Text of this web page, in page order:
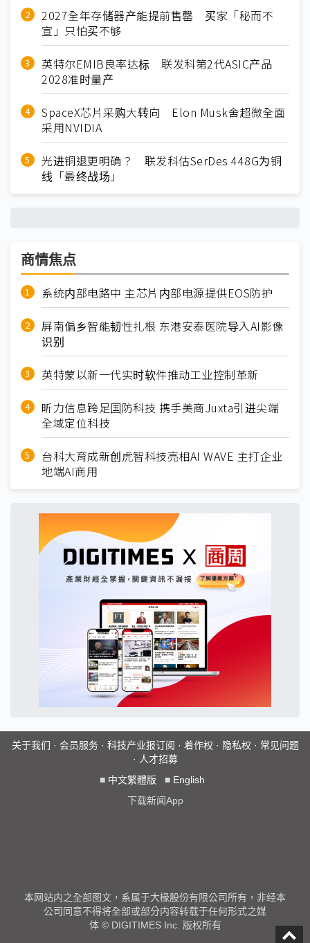
2027全年存储器产能提前售罄 买家「秘而不
宣」只怕买不够
英特尔EMIB良率达标 联发科第2代ASIC产品
2028准时量产
SpaceX芯片采购大转向 Elon Musk舍超微全面
采用NVIDIA
光进铜退更明确？ 联发科估SerDes 448G为铜
线「最终战场」
商情焦点
系统内部电路中 主芯片内部电源提供EOS防护
屏南偏乡智能韧性扎根 东港安泰医院导入AI影像
识别
英特蒙以新一代实时软件推动工业控制革新
昕力信息跨足国防科技 携手美商Juxta引进尖端
全域定位科技
台科大育成新创虎智科技亮相AI WAVE 主打企业
地端AI商用
关于我们 · 会员服务· 科技产业报订阅 · 着作权 · 隐私权 · 常见问题
· 人才招募
■ 中文繁體版 ■ English
下载新闻App
本网站内之全部图文，系属于大椽股份有限公司所有，非经本
公司同意不得将全部或部分内容转载于任何形式之媒
体 © DIGITIMES Inc. 版权所有